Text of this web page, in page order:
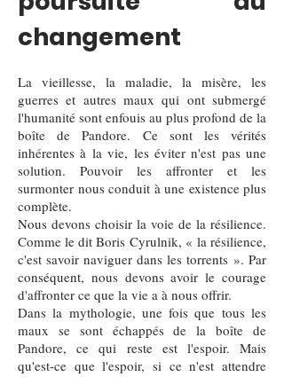
changement
La vieillesse, la maladie, la misère, les
guerres et autres maux qui ont submergé
l'humanité sont enfouis au plus profond de la
boîte de Pandore. Ce sont les vérités
inhérentes à la vie, les éviter n'est pas une
solution. Pouvoir les affronter et les
surmonter nous conduit à une existence plus
complète.
Nous devons choisir la voie de la résilience.
Comme le dit Boris Cyrulnik, « la résilience,
c'est savoir naviguer dans les torrents ». Par
conséquent, nous devons avoir le courage
d'affronter ce que la vie a à nous offrir.
Dans la mythologie, une fois que tous les
maux se sont échappés de la boîte de
Pandore, ce qui reste est l'espoir. Mais
qu'est-ce que l'espoir, si ce n'est attendre